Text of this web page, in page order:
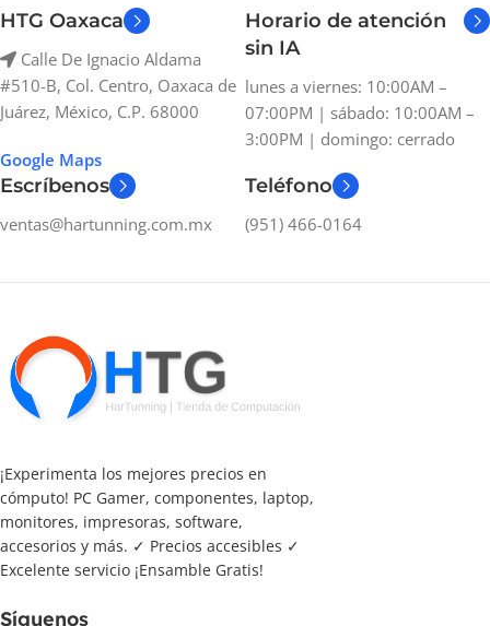
HTG Oaxaca
Calle De Ignacio Aldama
#510-B, Col. Centro, Oaxaca de
Juárez, México, C.P. 68000
Google Maps
Horario de atención
sin IA
lunes a viernes: 10:00AM –
07:00PM | sábado: 10:00AM –
3:00PM | domingo: cerrado
Escríbenos
ventas@hartunning.com.mx
Teléfono
(951) 466-0164
¡Experimenta los mejores precios en
cómputo! PC Gamer, componentes, laptop,
monitores, impresoras, software,
accesorios y más. ✓ Precios accesibles ✓
Excelente servicio ¡Ensamble Gratis!
Síguenos